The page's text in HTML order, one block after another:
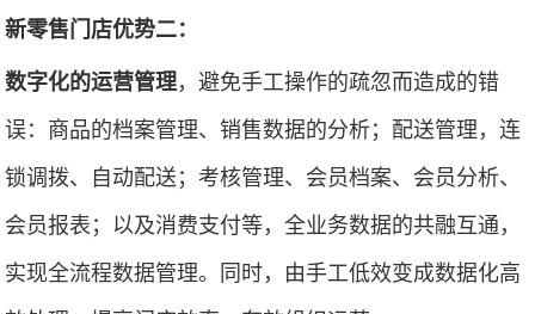
新零售门店优势二：
数字化的运营管理，避免手工操作的疏忽而造成的错
误：商品的档案管理、销售数据的分析；配送管理，连
锁调拨、自动配送；考核管理、会员档案、会员分析、
会员报表；以及消费支付等，全业务数据的共融互通，
实现全流程数据管理。同时，由手工低效变成数据化高